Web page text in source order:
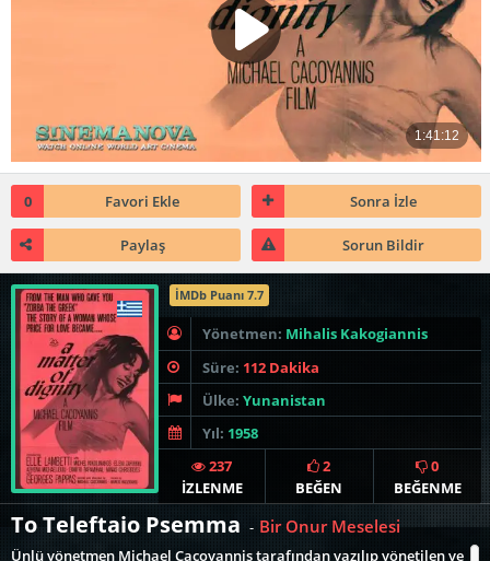
0 Favori Ekle Sonra İzle
Paylaş Sorun Bildir
İMDb Puanı 7.7
Yönetmen: Mihalis Kakogiannis
Süre: 112 Dakika
Ülke: Yunanistan
Yıl: 1958
237
İZLENME
2
BEĞEN
0
BEĞENME
To Teleftaio Psemma - Bir Onur Meselesi
Ünlü yönetmen Michael Cacoyannis tarafından yazılıp yönetilen ve